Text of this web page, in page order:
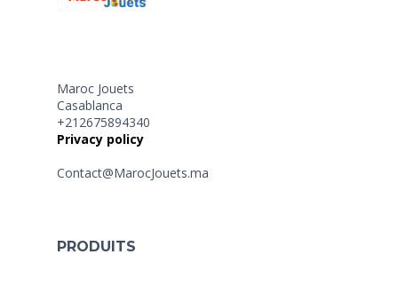
Maroc Jouets
Casablanca
+212675894340
Privacy policy
Contact@MarocJouets.ma
PRODUITS